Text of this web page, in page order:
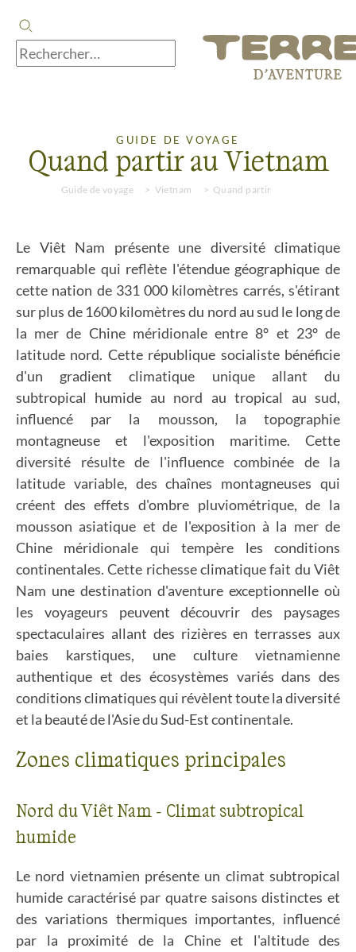
GUIDE DE VOYAGE
Quand partir au Vietnam
Guide de voyage Vietnam Quand partir
Le Viêt Nam présente une diversité climatique
remarquable qui reflète l'étendue géographique de
cette nation de 331 000 kilomètres carrés, s'étirant
sur plus de 1600 kilomètres du nord au sud le long de
la mer de Chine méridionale entre 8° et 23° de
latitude nord. Cette république socialiste bénéficie
d'un gradient climatique unique allant du
subtropical humide au nord au tropical au sud,
influencé par la mousson, la topographie
montagneuse et l'exposition maritime. Cette
diversité résulte de l'influence combinée de la
latitude variable, des chaînes montagneuses qui
créent des effets d'ombre pluviométrique, de la
mousson asiatique et de l'exposition à la mer de
Chine méridionale qui tempère les conditions
continentales. Cette richesse climatique fait du Viêt
Nam une destination d'aventure exceptionnelle où
les voyageurs peuvent découvrir des paysages
spectaculaires allant des rizières en terrasses aux
baies karstiques, une culture vietnamienne
authentique et des écosystèmes variés dans des
conditions climatiques qui révèlent toute la diversité
et la beauté de l'Asie du Sud-Est continentale.
Zones climatiques principales
Nord du Viêt Nam - Climat subtropical
humide
Le nord vietnamien présente un climat subtropical
humide caractérisé par quatre saisons distinctes et
des variations thermiques importantes, influencé
par la proximité de la Chine et l'altitude des